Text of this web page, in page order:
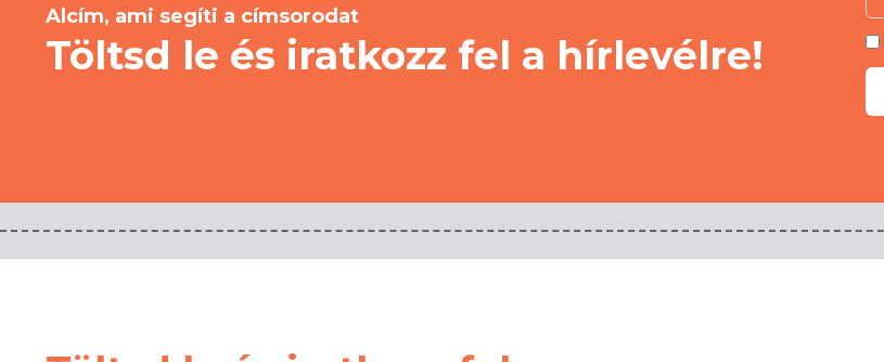
Alcím, ami segíti a címsorodat
Töltsd le és iratkozz fel a hírlevélre!